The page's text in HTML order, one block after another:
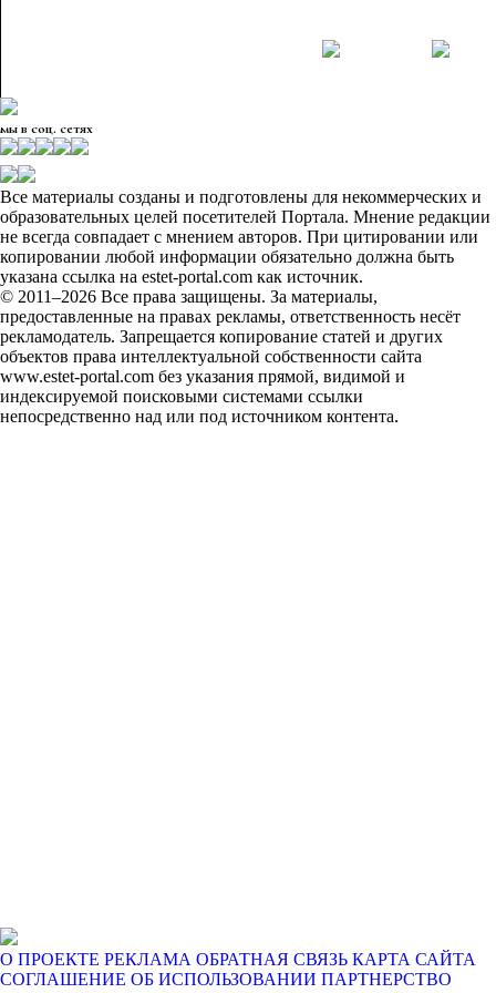
мы в соц. сетях
Все материалы созданы и подготовлены для некоммерческих и
образовательных целей посетителей Портала. Мнение редакции
не всегда совпадает с мнением авторов. При цитировании или
копировании любой информации обязательно должна быть
указана ссылка на estet-portal.com как источник.
© 2011–2026 Все права защищены. За материалы,
предоставленные на правах рекламы, ответственность несёт
рекламодатель. Запрещается копирование статей и других
объектов права интеллектуальной собственности сайта
www.estet-portal.com без указания прямой, видимой и
индексируемой поисковыми системами ссылки
непосредственно над или под источником контента.
О ПРОЕКТЕ РЕКЛАМА ОБРАТНАЯ СВЯЗЬ КАРТА САЙТА
СОГЛАШЕНИЕ ОБ ИСПОЛЬЗОВАНИИ ПАРТНЕРСТВО